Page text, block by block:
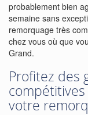
probablement bien
semaine sans
remorquage très
chez vous où que
Grand.
Profitez des
votre